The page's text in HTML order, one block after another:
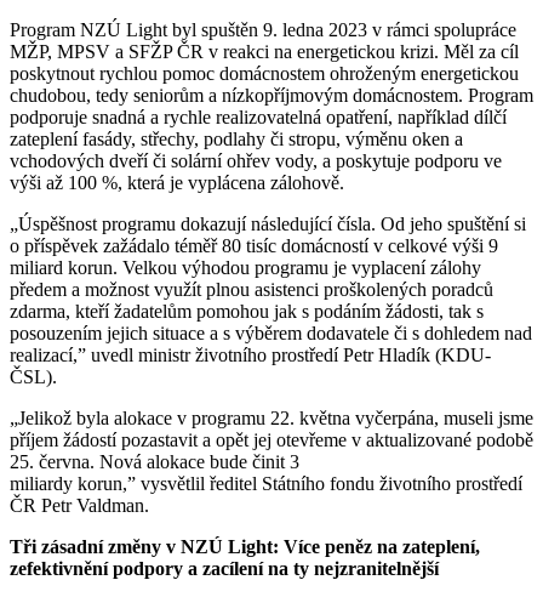
Program NZÚ Light byl spuštěn 9. ledna 2023 v rámci spolupráce
MŽP, MPSV a SFŽP ČR v reakci na energetickou krizi. Měl za cíl
poskytnout rychlou pomoc domácnostem ohroženým energetickou
chudobou, tedy seniorům a nízkopříjmovým domácnostem. Program
podporuje snadná a rychle realizovatelná opatření, například dílčí
zateplení fasády, střechy, podlahy či stropu, výměnu oken a
vchodových dveří či solární ohřev vody, a poskytuje podporu ve
výši až 100 %, která je vyplácena zálohově.
„Úspěšnost programu dokazují následující čísla. Od jeho spuštění si
o příspěvek zažádalo téměř 80 tisíc domácností v celkové výši 9
miliard korun. Velkou výhodou programu je vyplacení zálohy
předem a možnost využít plnou asistenci proškolených poradců
zdarma, kteří žadatelům pomohou jak s podáním žádosti, tak s
posouzením jejich situace a s výběrem dodavatele či s dohledem nad
realizací,” uvedl ministr životního prostředí Petr Hladík (KDU-
ČSL).
„Jelikož byla alokace v programu 22. května vyčerpána, museli jsme
příjem žádostí pozastavit a opět jej otevřeme v aktualizované podobě
25. června. Nová alokace bude činit 3
miliardy korun,” vysvětlil ředitel Státního fondu životního prostředí
ČR Petr Valdman.
Tři zásadní změny v NZÚ Light: Více peněz na zateplení,
zefektivnění podpory a zacílení na ty nejzranitelnější